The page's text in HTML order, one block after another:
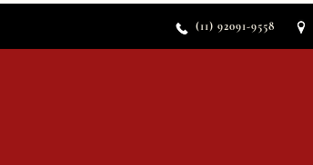
(11) 92091-9558